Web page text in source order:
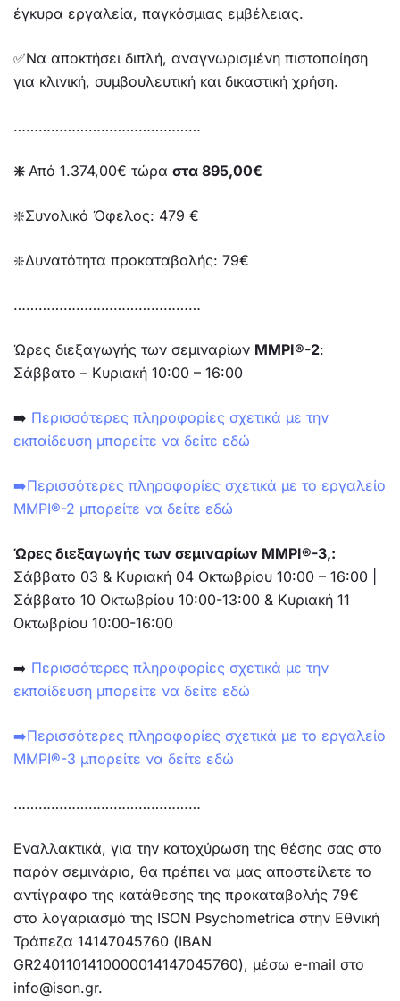
έγκυρα εργαλεία, παγκόσμιας εμβέλειας.
✅Να αποκτήσει διπλή, αναγνωρισμένη πιστοποίηση
για κλινική, συμβουλευτική και δικαστική χρήση.
………………………………………
❇️ Από 1.374,00€ τώρα στα 895,00€
❇️Συνολικό Όφελος: 479 €
❇️Δυνατότητα προκαταβολής: 79€
………………………………………
Ώρες διεξαγωγής των σεμιναρίων MMPI®-2:
Σάββατο – Κυριακή 10:00 – 16:00
➡️ Περισσότερες πληροφορίες σχετικά με την
εκπαίδευση μπορείτε να δείτε εδώ
➡️Περισσότερες πληροφορίες σχετικά με το εργαλείο
MMPI®-2 μπορείτε να δείτε εδώ
Ώρες διεξαγωγής των σεμιναρίων MMPI®-3,:
Σάββατο 03 & Κυριακή 04 Οκτωβρίου 10:00 – 16:00 |
Σάββατο 10 Οκτωβρίου 10:00-13:00 & Κυριακή 11
Οκτωβρίου 10:00-16:00
➡️ Περισσότερες πληροφορίες σχετικά με την
εκπαίδευση μπορείτε να δείτε εδώ
➡️Περισσότερες πληροφορίες σχετικά με το εργαλείο
MMPI®-3 μπορείτε να δείτε εδώ
………………………………………
Εναλλακτικά, για την κατοχύρωση της θέσης σας στο
παρόν σεμινάριο, θα πρέπει να μας αποστείλετε το
αντίγραφο της κατάθεσης της προκαταβολής 79€
στο λογαριασμό της ISON Psychometrica στην Εθνική
Τράπεζα 14147045760 (IBAN
GR2401101410000014147045760), μέσω e-mail στο
info@ison.gr.